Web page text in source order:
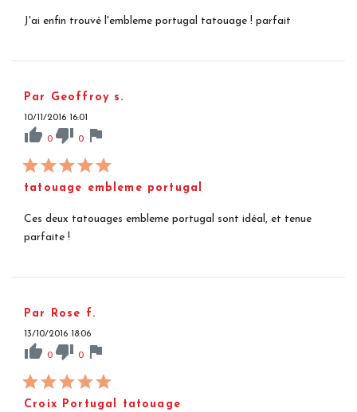
J'ai enfin trouvé l'embleme portugal tatouage ! parfait
Par Geoffroy s.
10/11/2016 16:01
thumb_up 0 thumb_down 0 flag
tatouage embleme portugal
Ces deux tatouages embleme portugal sont idéal, et tenue
parfaite !
Par Rose f.
13/10/2016 18:06
thumb_up 0 thumb_down 0 flag
Croix Portugal tatouage